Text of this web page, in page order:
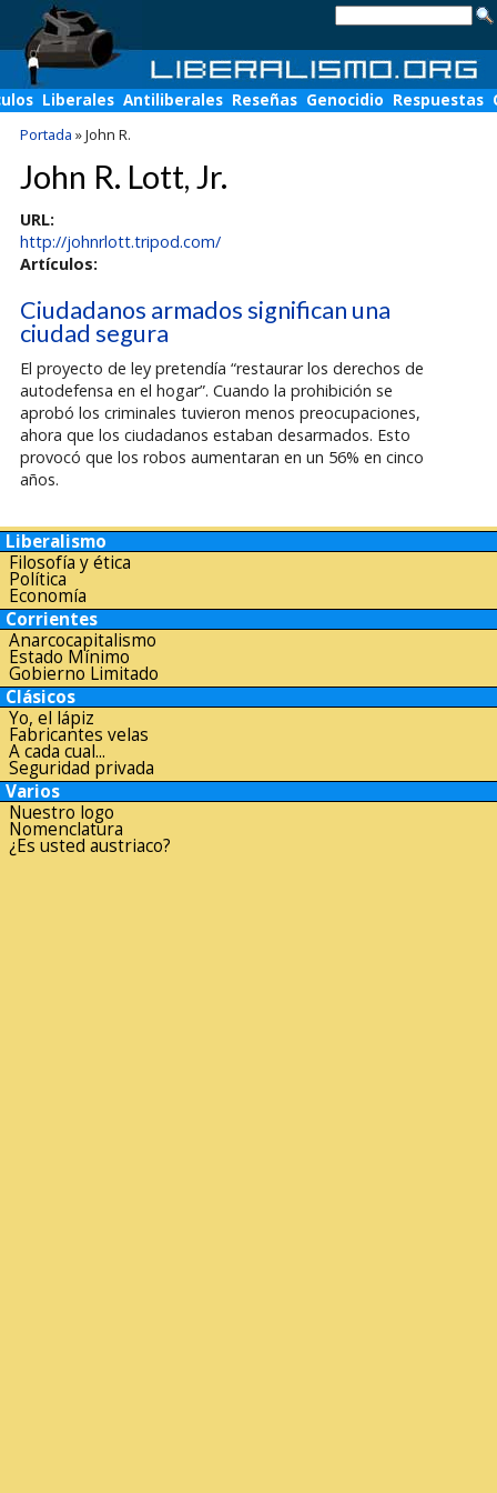
Liberales Antiliberales Reseñas Genocidio Respuestas
Portada »John R.
John R. Lott, Jr.
URL:
http://johnrlott.tripod.com/
Artículos:
Ciudadanos armados significan una
ciudad segura
El proyecto de ley pretendía “restaurar los derechos de
autodefensa en el hogar”. Cuando la prohibición se
aprobó los criminales tuvieron menos preocupaciones,
ahora que los ciudadanos estaban desarmados. Esto
provocó que los robos aumentaran en un 56% en cinco
años.
Liberalismo
Filosofía y ética
Política
Economía
Corrientes
Anarcocapitalismo
Estado Mínimo
Gobierno Limitado
Clásicos
Yo, el lápiz
Fabricantes velas
A cada cual...
Seguridad privada
Varios
Nuestro logo
Nomenclatura
¿Es usted austriaco?